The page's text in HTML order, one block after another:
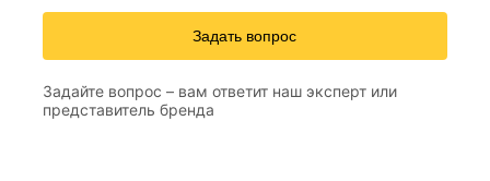
Задать вопрос
Задайте вопрос – вам ответит наш эксперт или
представитель бренда